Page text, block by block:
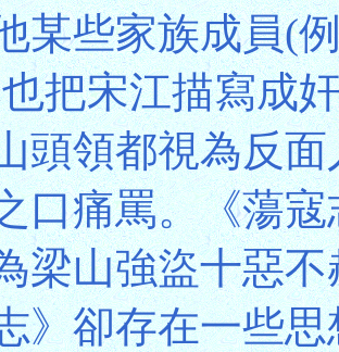
某些家族成員(
把宋江描寫成
頭領都視為反
口痛罵。《蕩
梁山強盜十惡
》卻存在一些